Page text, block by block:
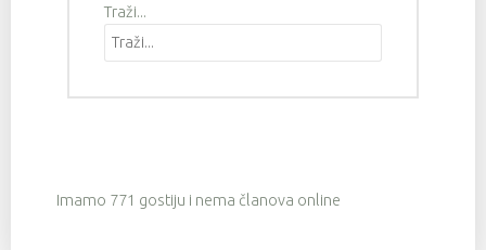
Traži...
Imamo 771 gostiju i nema članova online